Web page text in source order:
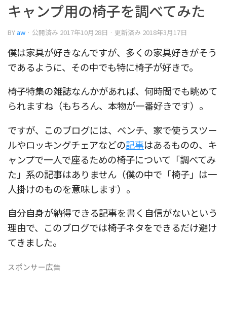
キャンプ用の椅子を調べてみた
BY aw · 公開済み 2017年10月28日 · 更新済み 2018年3月17日
僕は家具が好きなんですが、多くの家具好きがそう
であるように、その中でも特に椅子が好きで。
椅子特集の雑誌なんかがあれば、何時間でも眺めて
られますね（もちろん、本物が一番好きです）。
ですが、このブログには、ベンチ、家で使うスツー
ルやロッキングチェアなどの記事はあるものの、キ
ャンプで一人で座るための椅子について「調べてみ
た」系の記事はありません（僕の中で「椅子」は一
人掛けのものを意味します）。
自分自身が納得できる記事を書く自信がないという
理由で、このブログでは椅子ネタをできるだけ避け
てきました。
スポンサー広告